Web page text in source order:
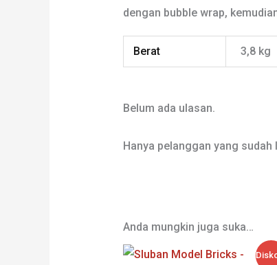
dengan bubble wrap,
Berat 3,8 kg
Belum ada ulasan.
Hanya pelanggan yang
Anda mungkin juga suka…